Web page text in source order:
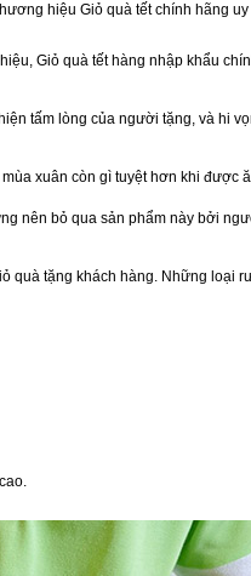
hiệu Giỏ quà tết chính hãng
Giỏ quà tết hàng nhập khẩu
tấm lòng của người tặng, và hi
xuân còn gì tuyệt hơn khi được
nên bỏ qua sản phẩm này bởi
quà tặng khách hàng. Những loại